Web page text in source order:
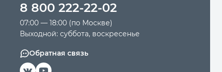
Крепежный инструмент
Режущий инструмент
8 800 222-22-02
07:00 — 18:00 (по Москве)
Выходной: суббота, воскресенье
Обратная связь